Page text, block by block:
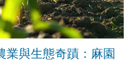
業與生態奇蹟：麻園